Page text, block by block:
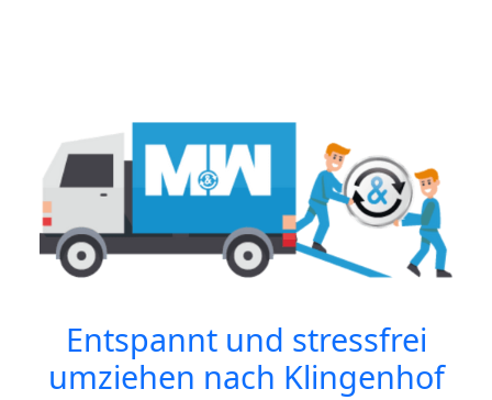
Entspannt und stressfrei
umziehen nach Klingenhof